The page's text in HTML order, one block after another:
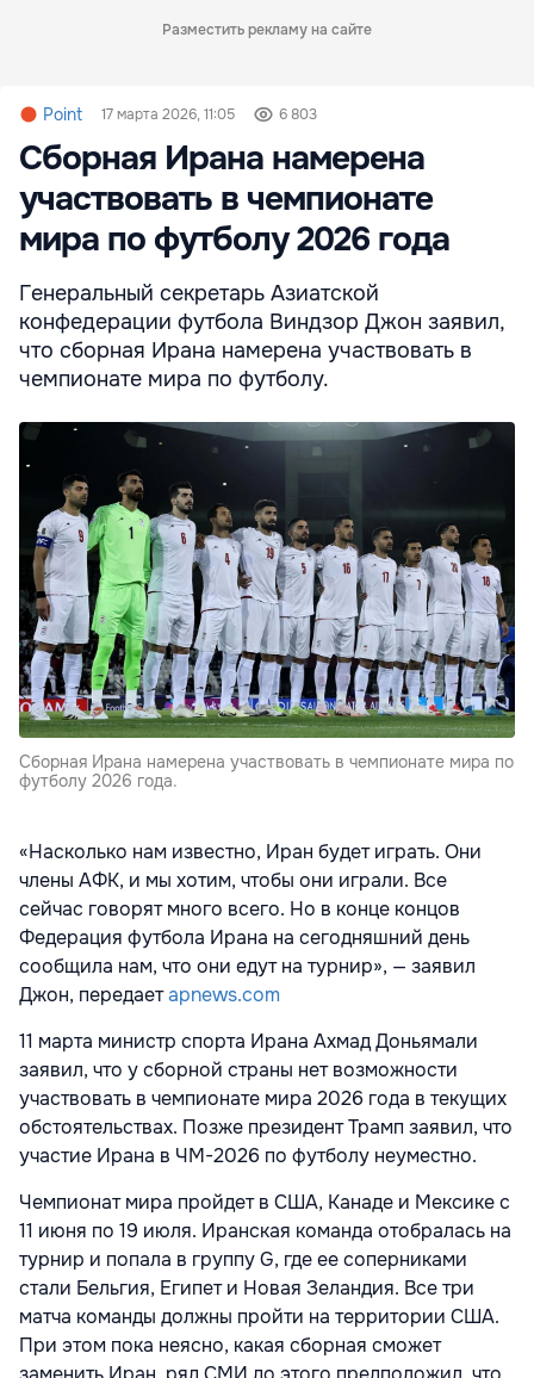
Разместить рекламу на сайте
Point 17 марта 2026, 11:05 6 803
Сборная Ирана намерена
участвовать в чемпионате
мира по футболу 2026 года
Генеральный секретарь Азиатской
конфедерации футбола Виндзор Джон заявил,
что сборная Ирана намерена участвовать в
чемпионате мира по футболу.
Сборная Ирана намерена участвовать в чемпионате мира по
футболу 2026 года.
«Насколько нам известно, Иран будет играть. Они
члены АФК, и мы хотим, чтобы они играли. Все
сейчас говорят много всего. Но в конце концов
Федерация футбола Ирана на сегодняшний день
сообщила нам, что они едут на турнир», — заявил
Джон, передаетapnews.com
11 марта министр спорта Ирана Ахмад Доньямали
заявил, что у сборной страны нет возможности
участвовать в чемпионате мира 2026 года в текущих
обстоятельствах. Позже президент Трамп заявил, что
участие Ирана в ЧМ-2026 по футболу неуместно.
Чемпионат мира пройдет в США, Канаде и Мексике с
11 июня по 19 июля. Иранская команда отобралась на
турнир и попала в группу G, где ее соперниками
стали Бельгия, Египет и Новая Зеландия. Все три
матча команды должны пройти на территории США.
При этом пока неясно, какая сборная сможет